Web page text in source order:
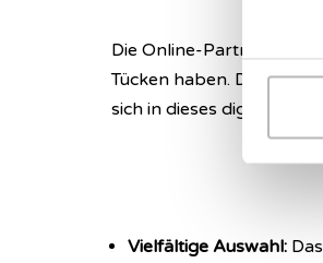
Die Online-Partnersuche
Tücken haben. Deshalb
sich in dieses digitale
Vielfältige Auswahl: